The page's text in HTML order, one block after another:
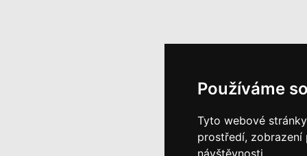
Používáme
Tyto webové
prostředí, zobrazení
návštěvnosti.